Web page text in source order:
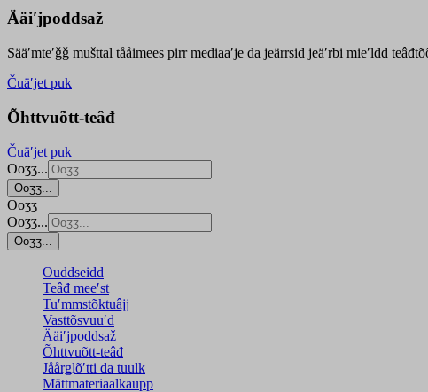
Ääiʹjpoddsaž
Sääʹmteʹǧǧ mušttal tååimees pirr mediaaʹje da jeärrsid jeäʹrbi mieʹldd
Čuäʹjet puk
Õhttvuõtt-teâđ
Čuäʹjet puk
Ooʒʒ...
Ooʒʒ...
Ooʒʒ
Ooʒʒ...
Ooʒʒ...
Ouddseidd
Teâđ meeʹst
Tuʹmmstõktuâjj
Vasttõsvuuʹd
Ääiʹjpoddsaž
Õhttvuõtt-teâđ
Jåårǥlõʹtti da tuulk
Mättmateriaalkaupp